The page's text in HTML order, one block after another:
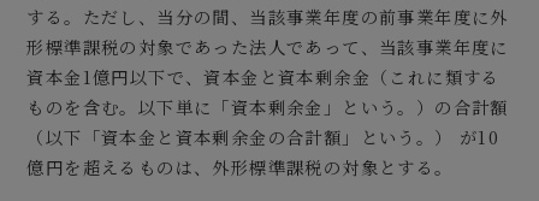
する。ただし、当分の間、当該事業年度の前事業年度に外
形標準課税の対象であった法人であって、当該事業年度に
資本金1億円以下で、資本金と資本剰余金（これに類する
ものを含む。以下単に「資本剰余金」という。）の合計額
（以下「資本金と資本剰余金の合計額」という。） が10
億円を超えるものは、外形標準課税の対象とする。